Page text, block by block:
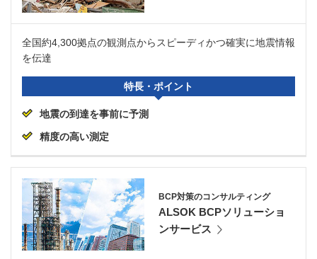
全国約4,300拠点の観測点からスピーディかつ確実に地震情報
を伝達
特長・ポイント
地震の到達を事前に予測
精度の高い測定
BCP対策のコンサルティング
ALSOK BCPソリューショ
ンサービス